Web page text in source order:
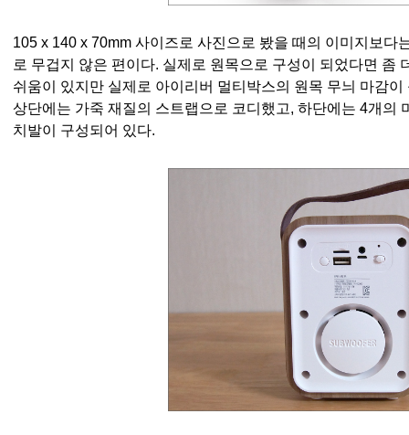
105 x 140 x 70mm 사이즈로 사진으로 봤을 때의 이미지보다
로 무겁지 않은 편이다. 실제로 원목으로 구성이 되었다면 좀
쉬움이 있지만 실제로 아이리버 멀티박스의 원목 무늬 마감
상단에는 가죽 재질의 스트랩으로 코디했고, 하단에는 4개의
치발이 구성되어 있다.